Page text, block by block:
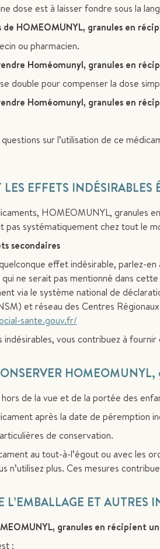
dose est à laisser fondre sous la
de HOMEOMUNYL, granules en
ou pharmacien.
Homéomunyl, granules en
double pour compenser la dose
Homéomunyl, granules en
questions sur l’utilisation de ce
EFFETS INDÉSIRABLES
HOMEOMUNYL, granules
pas systématiquement chez tout le
secondaires
effet indésirable, parlez-
ne serait pas mentionné dans
via le système national de
et réseau des Centres
sante.gouv.fr/
indésirables, vous contribuez à
de la vue et de la portée des
après la date de péremption
de conservation.
au tout-à-l’égout ou avec les
n’utilisez plus. Ces mesures
L’EMBALLAGE ET AUTRES
granules en récipient
: